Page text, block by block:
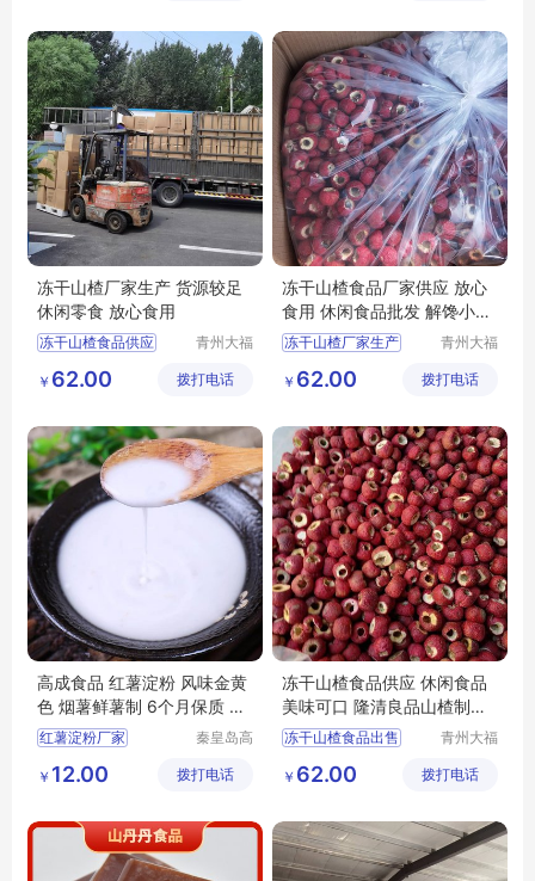
冻干山楂食品厂家
冻干山楂厂家生产 货源较足
休闲零食 放心食用
冻干山楂食品供应
冻干山楂
冻干山楂食品
青州大福
展有限公
￥ 62.00 拨打电话
冻干山楂食品厂家供应 放心
食用 休闲食品批发 解馋小零
食
冻干山楂厂家生产
冻干山楂制品厂家出售
冻干山楂食品供应
青州大福
展有限公
￥ 62.00 拨打电话
高成食品 红薯淀粉 风味金黄
色 烟薯鲜薯制 6个月保质 支
持代加工
红薯淀粉厂家
秦皇岛高
业股份有
￥ 12.00 拨打电话
冻干山楂食品供应 休闲食品
美味可口 隆清良品山楂制品
批发
冻干山楂食品出售
冻干山楂制品厂家出售
冻干山楂食品
青州大福
展有限公
￥ 62.00 拨打电话